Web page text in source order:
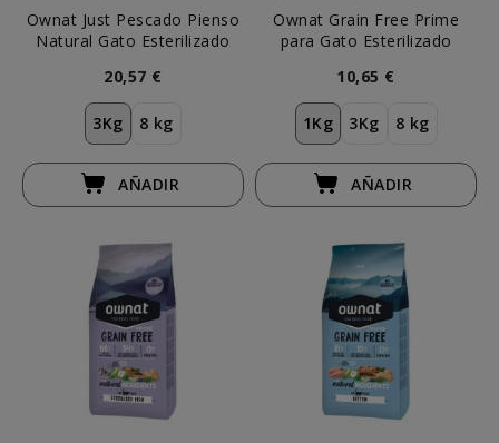
Ownat Just Pescado Pienso
Natural Gato Esterilizado
20,57 €
3Kg 8 kg
AÑADIR
Ownat Grain Free Prime
para Gato Esterilizado
10,65 €
1Kg 3Kg 8 kg
AÑADIR